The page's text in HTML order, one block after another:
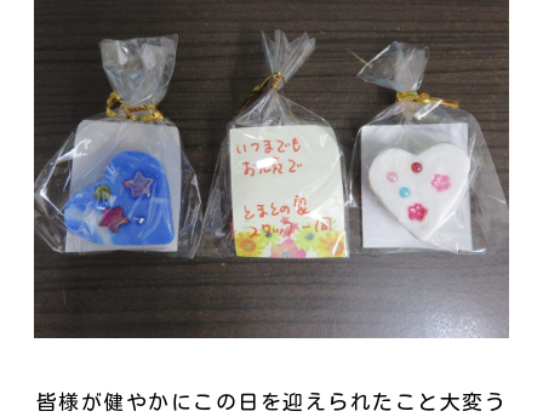
皆様が健やかにこの日を迎えられたこと大変う